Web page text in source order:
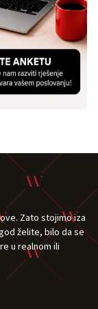
Zato stojimo iza
želite, bilo da se
u realnom ili